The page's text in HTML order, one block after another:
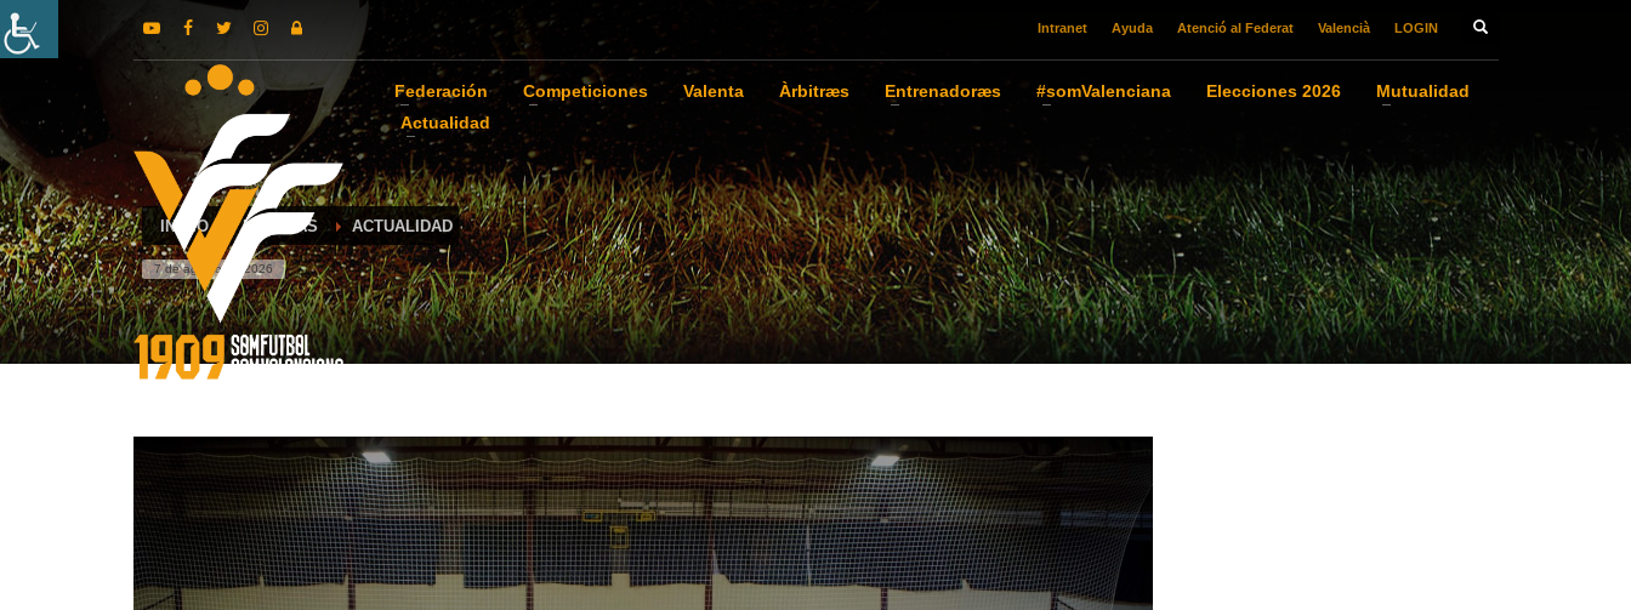
Intranet Ayuda Atenció al Federat Valencià LOGIN
Federación Competiciones Valenta Àrbitræs Entrenadoræs #somValenciana Elecciones 2026
Mutualidad
Actualidad
INICIO NOTICIAS ACTUALIDAD
7 de agosto de 2026